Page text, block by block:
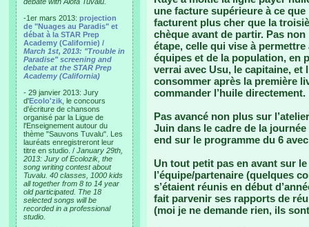
-1er mars 2013: projection
de "Nuages au Paradis" et
débat à la STAR Prep
Academy (Californie) /
March 1st, 2013: "Trouble in
Paradise" screening and
debate at the STAR Prep
Academy (California)
- 29 janvier 2013: Jury
d'Ecolo'zik , le concours
d'écriture de chansons
organisé par la Ligue de
l'Enseignement autour du
thème "Sauvons Tuvalu". Les
lauréats enregistreront leur
titre en studio. / January 29th,
2013: Jury of Ecolozik, the
song writing contest about
Tuvalu. 40 classes, 1000 kids
all together from 8 to 14 year
old participated. The 18
selected songs will be
recorded in a professional
studio.
une facture supérieure à ce
facturent plus cher que la
chèque avant de partir. Pas
étape, celle qui vise à
équipes et de la population, en
verrai avec Usu, le capitaine, et
consommer après la première
commander l’huile
Pas avancé non plus sur
Juin dans le cadre de la
end sur le programme du 6
Un tout petit pas en avant sur
l’équipe/partenaire (quelques
s’étaient réunis en début
fait parvenir ses rapports de
(moi je ne demande rien, ils